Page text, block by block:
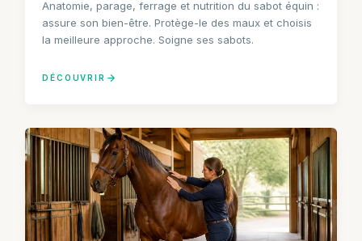
Anatomie, parage, ferrage et nutrition du sabot équin :
assure son bien-être. Protège-le des maux et choisis
la meilleure approche. Soigne ses sabots.
DÉCOUVRIR